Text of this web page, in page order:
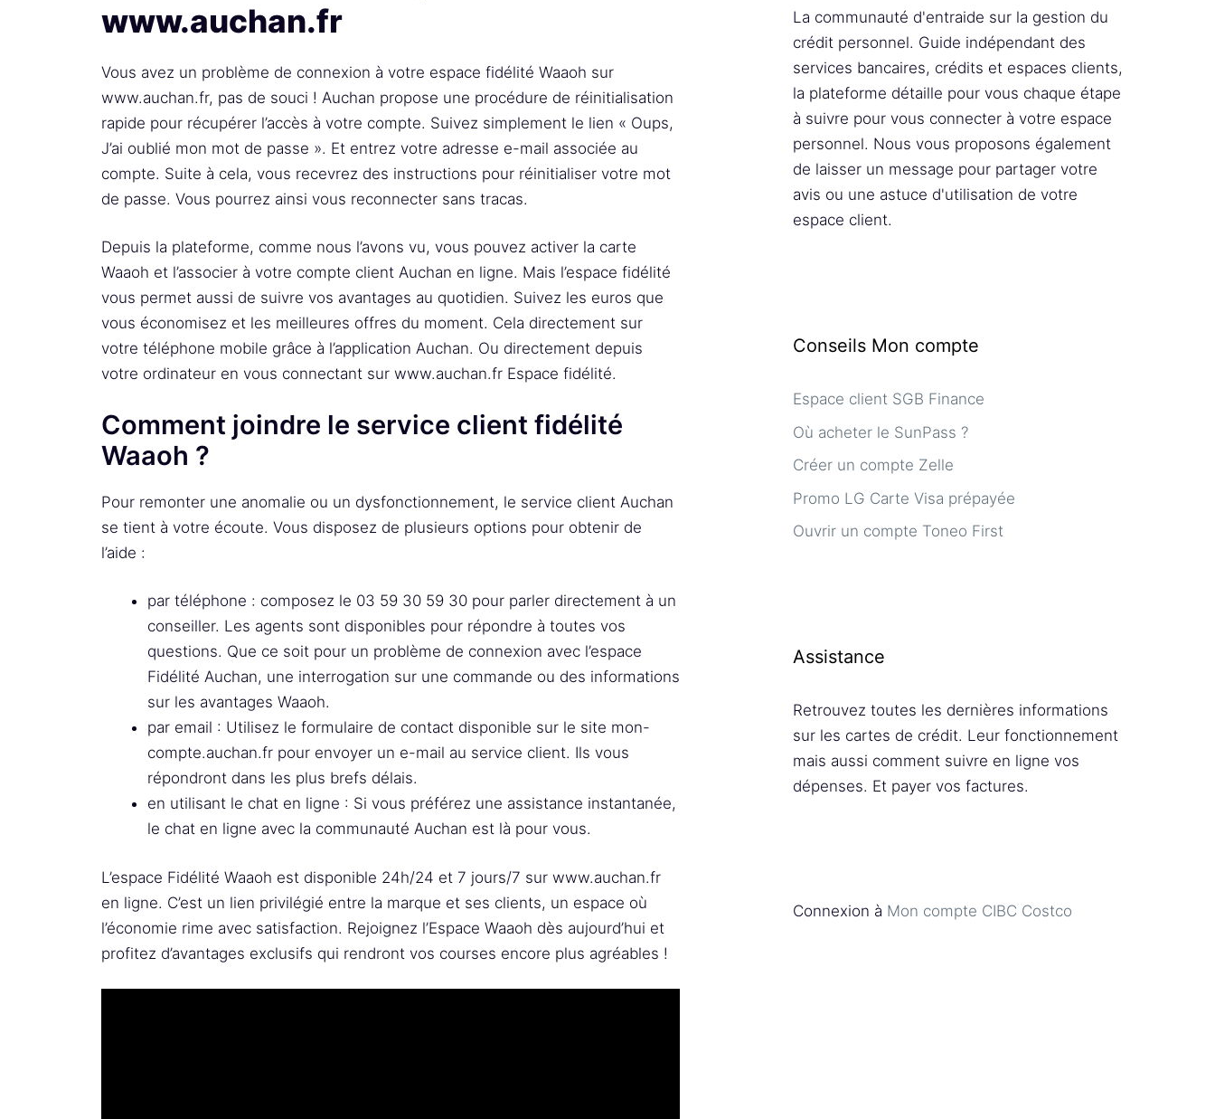
www.auchan.fr
Vous avez un problème de connexion à votre espace fidélité Waaoh sur
www.auchan.fr, pas de souci ! Auchan propose une procédure de réinitialisation
rapide pour récupérer l’accès à votre compte. Suivez simplement le lien « Oups,
J’ai oublié mon mot de passe ». Et entrez votre adresse e-mail associée au
compte. Suite à cela, vous recevrez des instructions pour réinitialiser votre mot
de passe. Vous pourrez ainsi vous reconnecter sans tracas.
Depuis la plateforme, comme nous l’avons vu, vous pouvez activer la carte
Waaoh et l’associer à votre compte client Auchan en ligne. Mais l’espace fidélité
vous permet aussi de suivre vos avantages au quotidien. Suivez les euros que
vous économisez et les meilleures offres du moment. Cela directement sur
votre téléphone mobile grâce à l’application Auchan. Ou directement depuis
votre ordinateur en vous connectant sur www.auchan.fr Espace fidélité.
Comment joindre le service client fidélité
Waaoh ?
Pour remonter une anomalie ou un dysfonctionnement, le service client Auchan
se tient à votre écoute. Vous disposez de plusieurs options pour obtenir de
l’aide :
par téléphone : composez le 03 59 30 59 30 pour parler directement à un
conseiller. Les agents sont disponibles pour répondre à toutes vos
questions. Que ce soit pour un problème de connexion avec l’espace
Fidélité Auchan, une interrogation sur une commande ou des informations
sur les avantages Waaoh.
par email : Utilisez le formulaire de contact disponible sur le site mon-
compte.auchan.fr pour envoyer un e-mail au service client. Ils vous
répondront dans les plus brefs délais.
en utilisant le chat en ligne : Si vous préférez une assistance instantanée,
le chat en ligne avec la communauté Auchan est là pour vous.
L’espace Fidélité Waaoh est disponible 24h/24 et 7 jours/7 sur www.auchan.fr
en ligne. C’est un lien privilégié entre la marque et ses clients, un espace où
l’économie rime avec satisfaction. Rejoignez l’Espace Waaoh dès aujourd’hui et
profitez d’avantages exclusifs qui rendront vos courses encore plus agréables !
La communauté d'entraide sur la gestion du
crédit personnel. Guide indépendant des
services bancaires, crédits et espaces clients,
la plateforme détaille pour vous chaque étape
à suivre pour vous connecter à votre espace
personnel. Nous vous proposons également
de laisser un message pour partager votre
avis ou une astuce d'utilisation de votre
espace client.
Conseils Mon compte
Espace client SGB Finance
Où acheter le SunPass ?
Créer un compte Zelle
Promo LG Carte Visa prépayée
Ouvrir un compte Toneo First
Assistance
Retrouvez toutes les dernières informations
sur les cartes de crédit. Leur fonctionnement
mais aussi comment suivre en ligne vos
dépenses. Et payer vos factures.
Connexion à Mon compte CIBC Costco